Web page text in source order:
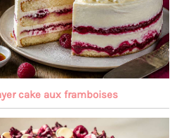
cake aux framboises